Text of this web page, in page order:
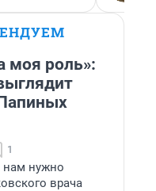
моя роль»:
1
нам нужно
врача